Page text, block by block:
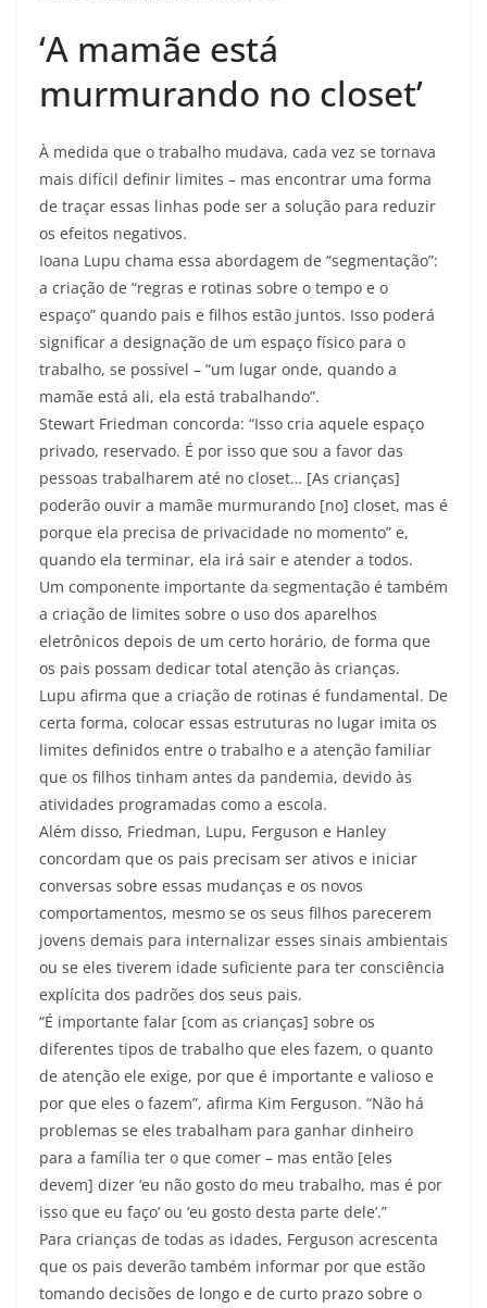
‘A mamãe está
murmurando no closet’
À medida que o trabalho mudava, cada vez se tornava
mais difícil definir limites – mas encontrar uma forma
de traçar essas linhas pode ser a solução para reduzir
os efeitos negativos.
Ioana Lupu chama essa abordagem de “segmentação”:
a criação de “regras e rotinas sobre o tempo e o
espaço” quando pais e filhos estão juntos. Isso poderá
significar a designação de um espaço físico para o
trabalho, se possível – “um lugar onde, quando a
mamãe está ali, ela está trabalhando”.
Stewart Friedman concorda: “Isso cria aquele espaço
privado, reservado. É por isso que sou a favor das
pessoas trabalharem até no closet… [As crianças]
poderão ouvir a mamãe murmurando [no] closet, mas é
porque ela precisa de privacidade no momento” e,
quando ela terminar, ela irá sair e atender a todos.
Um componente importante da segmentação é também
a criação de limites sobre o uso dos aparelhos
eletrônicos depois de um certo horário, de forma que
os pais possam dedicar total atenção às crianças.
Lupu afirma que a criação de rotinas é fundamental. De
certa forma, colocar essas estruturas no lugar imita os
limites definidos entre o trabalho e a atenção familiar
que os filhos tinham antes da pandemia, devido às
atividades programadas como a escola.
Além disso, Friedman, Lupu, Ferguson e Hanley
concordam que os pais precisam ser ativos e iniciar
conversas sobre essas mudanças e os novos
comportamentos, mesmo se os seus filhos parecerem
jovens demais para internalizar esses sinais ambientais
ou se eles tiverem idade suficiente para ter consciência
explícita dos padrões dos seus pais.
“É importante falar [com as crianças] sobre os
diferentes tipos de trabalho que eles fazem, o quanto
de atenção ele exige, por que é importante e valioso e
por que eles o fazem”, afirma Kim Ferguson. “Não há
problemas se eles trabalham para ganhar dinheiro
para a família ter o que comer – mas então [eles
devem] dizer ‘eu não gosto do meu trabalho, mas é por
isso que eu faço’ ou ‘eu gosto desta parte dele’.”
Para crianças de todas as idades, Ferguson acrescenta
que os pais deverão também informar por que estão
tomando decisões de longo e de curto prazo sobre o